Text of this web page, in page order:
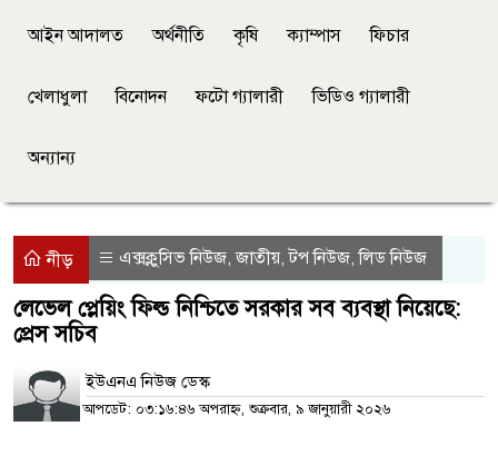
আইন আদালত অর্থনীতি কৃষি ক্যাম্পাস ফিচার
খেলাধুলা বিনোদন ফটো গ্যালারী ভিডিও গ্যালারী
অন্যান্য
নীড় এক্সক্লুসিভ নিউজ,জাতীয়,টপ নিউজ,লিড নিউজ
লেভেল প্লেয়িং ফিল্ড নিশ্চিতে সরকার সব ব্যবস্থা নিয়েছে:
প্রেস সচিব
ইউএনএ নিউজ ডেস্ক
আপডেট: ০৩:১৬:৪৬ অপরাহ্ন, শুক্রবার, ৯ জানুয়ারী ২০২৬